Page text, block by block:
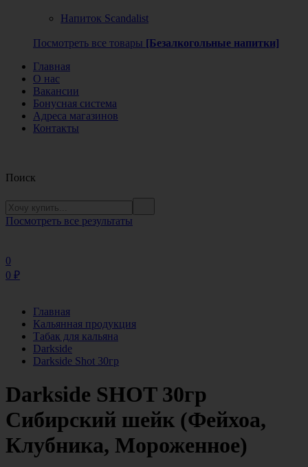
Напиток Scandalist
Посмотреть все товары [Безалкогольные напитки]
Главная
О нас
Вакансии
Бонусная система
Адреса магазинов
Контакты
Поиск
Посмотреть все результаты
0
0 ₽
Главная
Кальянная продукция
Табак для кальяна
Darkside
Darkside Shot 30гр
Darkside SHOT 30гр
Сибирский шейк (Фейхоа,
Клубника, Мороженное)